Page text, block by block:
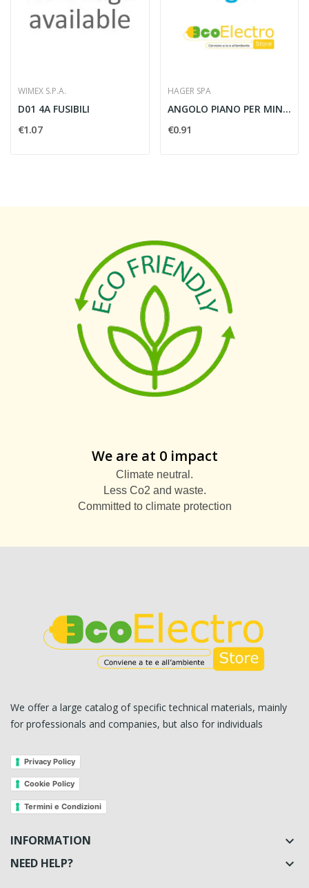
WIMEX S.P.A.
D01 4A FUSIBILI
€1.07
HAGER SPA
ANGOLO PIANO PER MINICANALI APM 22X10 W TMC/TMU...
€0.91
We are at 0 impact
Climate neutral.
Less Co2 and waste.
Committed to climate protection
We offer a large catalog of specific technical materials, mainly
for professionals and companies, but also for individuals
Privacy Policy
Cookie Policy
Termini e Condizioni
INFORMATION 
NEED HELP? 